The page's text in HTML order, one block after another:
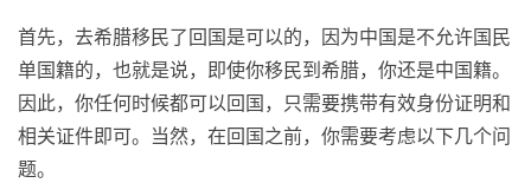
首先，去希腊移民了回国是可以的，因为中国是不允许国民
单国籍的，也就是说，即使你移民到希腊，你还是中国籍。
因此，你任何时候都可以回国，只需要携带有效身份证明和
相关证件即可。当然，在回国之前，你需要考虑以下几个问
题。